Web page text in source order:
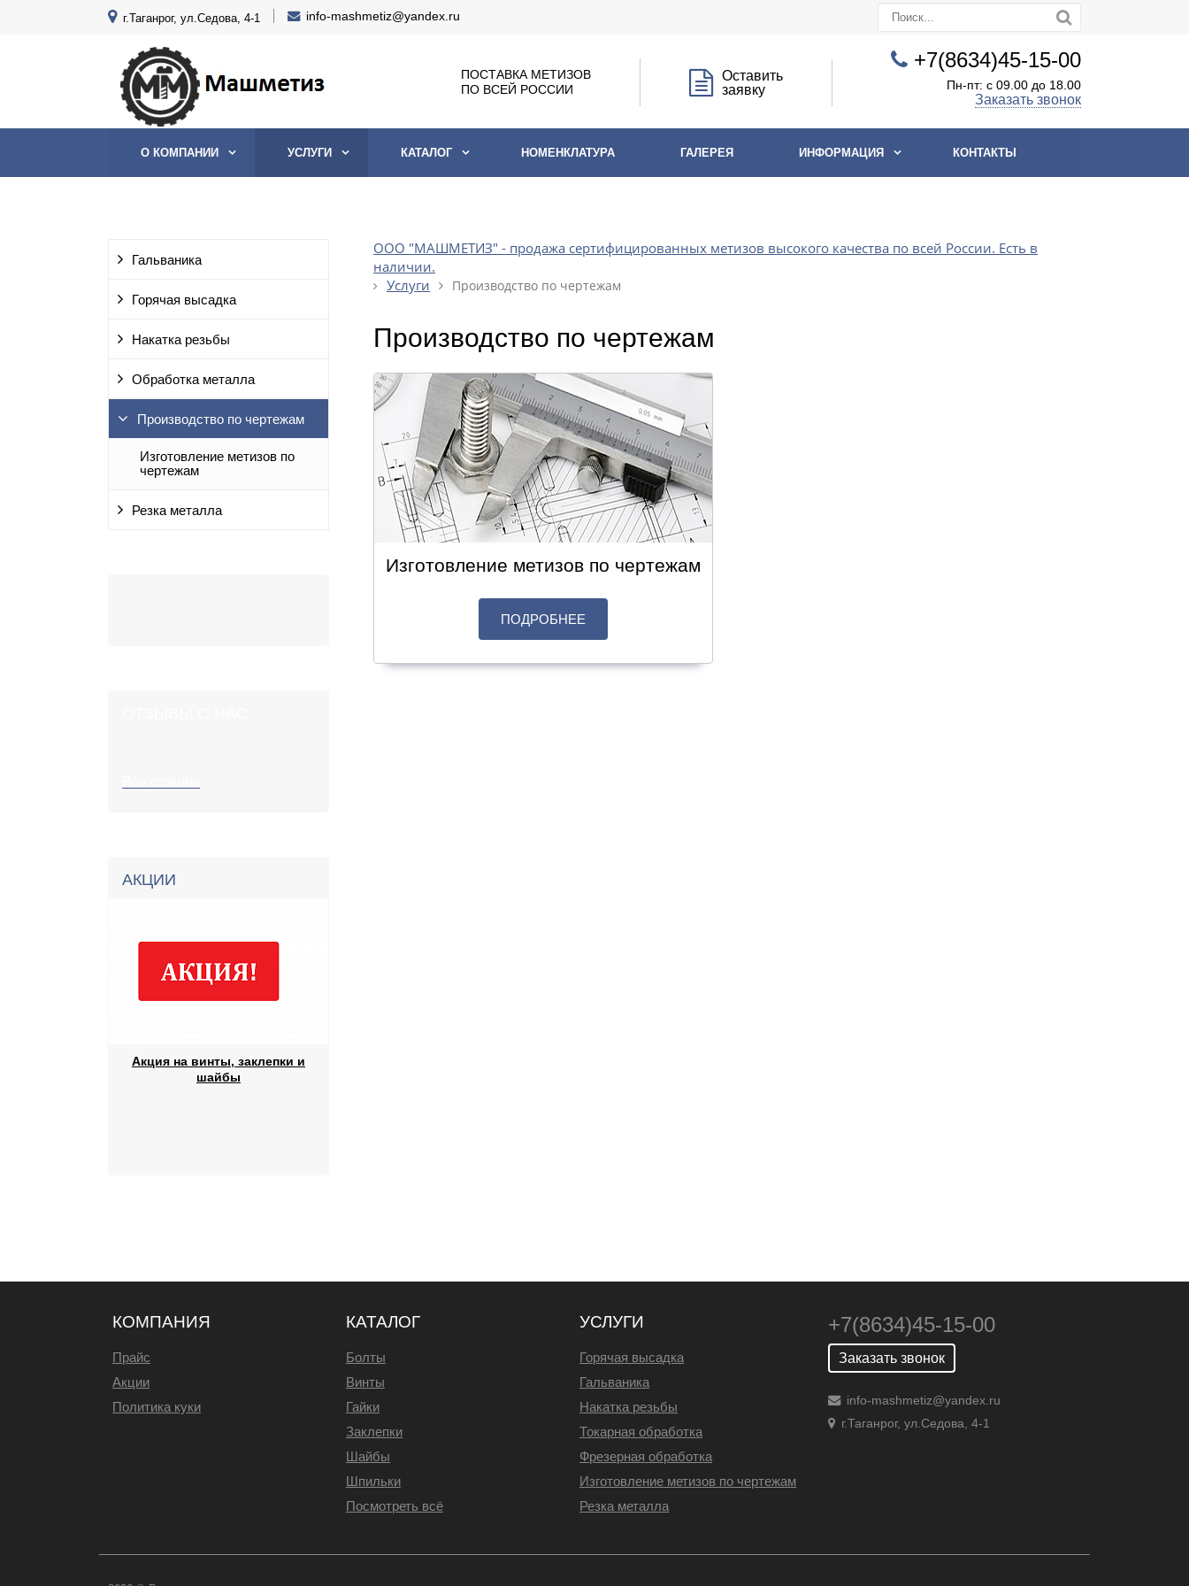
г.Таганрог, ул.Седова, 4-1 info-mashmetiz@yandex.ru
+7(8634)45-15-00
Пн-пт: с 09.00 до 18.00
Заказать звонок
Оставить
заявку
ПОСТАВКА МЕТИЗОВ
ПО ВСЕЙ РОССИИ
О КОМПАНИИ УСЛУГИ КАТАЛОГ НОМЕНКЛАТУРА ГАЛЕРЕЯ ИНФОРМАЦИЯ КОНТАКТЫ
Гальваника
Горячая высадка
Накатка резьбы
Обработка металла
Производство по чертежам
Изготовление метизов по
чертежам
Резка металла
АКЦИИ
Акция на винты, заклепки и
шайбы
ООО "МАШМЕТИЗ" - продажа сертифицированных метизов высокого качества по всей России. Есть в
наличии.
Услуги
Производство по чертежам
Производство по чертежам
Изготовление метизов по чертежам
ПОДРОБНЕЕ
+7(8634)45-15-00
Заказать звонок
info-mashmetiz@yandex.ru
г.Таганрог, ул.Седова, 4-1
КОМПАНИЯ
Прайс
Акции
Политика куки
КАТАЛОГ
Болты
Винты
Гайки
Заклепки
Шайбы
Шпильки
Посмотреть всё
УСЛУГИ
Горячая высадка
Гальваника
Накатка резьбы
Токарная обработка
Фрезерная обработка
Изготовление метизов по чертежам
Резка металла